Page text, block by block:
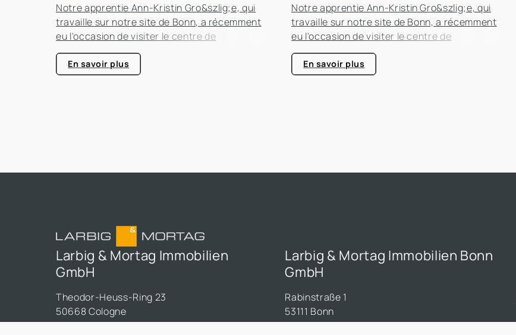
Notre apprentie Ann-Kristin Gro&szlig;e, qui
travaille sur notre site de Bonn, a récemment
eu l'occasion de visiter le centre de
compétence énergétique de Kerpen-Horrem
avec sa classe. Cette excursion passionnante
était entièrement consacrée à l'efficacité
En savoir plus
Notre apprentie Ann-Kristin Gro&szlig;e, qui
travaille sur notre site de Bonn, a récemment
eu l'occasion de visiter le centre de
compétence énergétique de Kerpen-Horrem
avec sa classe. Cette excursion passionnante
était entièrement consacrée à l'efficacité
En savoir plus
Larbig & Mortag Immobilien
GmbH
Theodor-Heuss-Ring 23
50668 Cologne
Larbig & Mortag Immobilien Bonn
GmbH
Rabinstraße 1
53111 Bonn